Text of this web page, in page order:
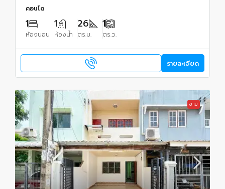
คอนโด
1
ห้องนอน
1
ห้องน้ำ
26
ตร.ม.
1
ตร.ว.
รายละเอียด
ขาย